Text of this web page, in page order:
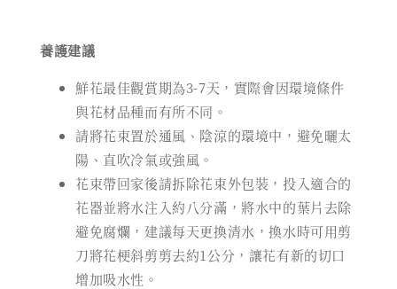
養護建議
鮮花最佳觀賞期為3-7天，實際會因環境條件
與花材品種而有所不同。
請將花束置於通風、陰涼的環境中，避免曬太
陽、直吹冷氣或強風。
花束帶回家後請拆除花束外包裝，投入適合的
花器並將水注入約八分滿，將水中的葉片去除
避免腐爛，建議每天更換清水，換水時可用剪
刀將花梗斜剪剪去約1公分，讓花有新的切口
增加吸水性。